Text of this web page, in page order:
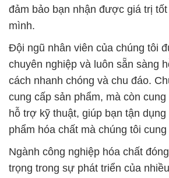
đảm bảo bạn nhận được giá trị
mình.
Đội ngũ nhân viên của chúng tôi
chuyên nghiệp và luôn sẵn sàng
cách nhanh chóng và chu đáo.
cung cấp sản phẩm, mà còn
hỗ trợ kỹ thuật, giúp bạn tận
phẩm hóa chất mà chúng tôi cung
Ngành công nghiệp hóa chất
trọng trong sự phát triển của